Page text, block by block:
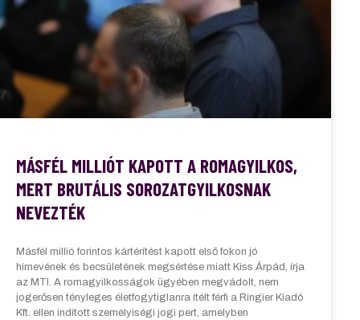
MÁSFÉL MILLIÓT KAPOTT A ROMAGYILKOS,
MERT BRUTÁLIS SOROZATGYILKOSNAK
NEVEZTÉK
Másfél millió forintos kártérítést kapott első fokon jó
hírnevének és becsületének megsértése miatt Kiss Árpád, írja
az MTI. A romagyilkosságok ügyében megvádolt, nem
jogerősen tényleges életfogytiglanra ítélt férfi a Ringier Kiadó
Kft. ellen indított személyiségi jogi pert, amelyben